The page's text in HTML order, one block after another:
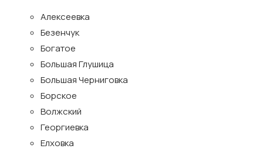
Алексеевка
Безенчук
Богатое
Большая Глушица
Большая Черниговка
Борское
Волжский
Георгиевка
Елховка